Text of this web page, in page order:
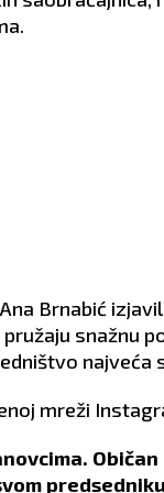
Brnabić
snažnu
najveća
mreži